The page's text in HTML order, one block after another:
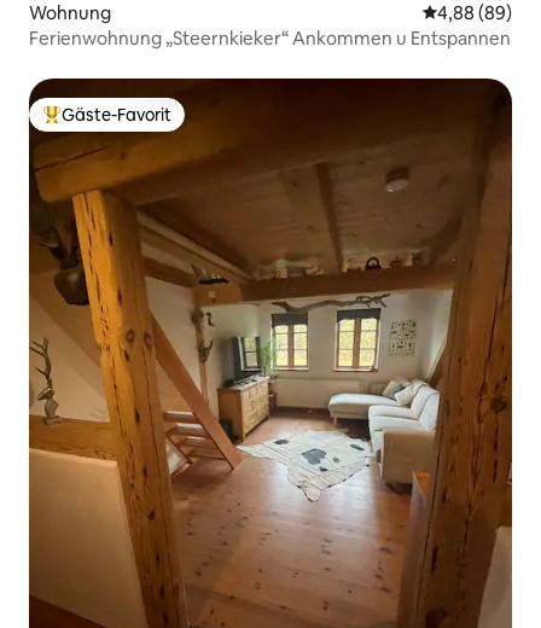
Wohnung
4,88 (89)
Ferienwohnung „Steernkieker“ Ankommen u Entspannen
Beliebter Gäste-Favorit.
Gäste-Favorit